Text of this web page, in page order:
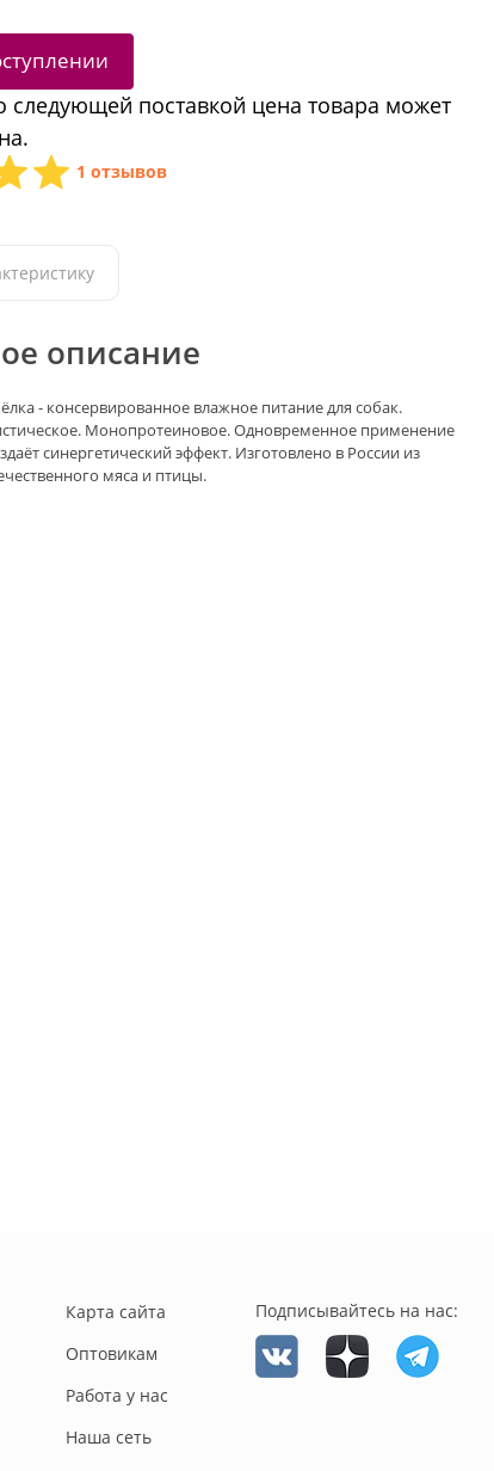
следующей поставкой цена товара может
1 отзывов
описание
- консервированное влажное питание для собак.
Монопротеиновое. Одновременное применение
синергетический эффект. Изготовлено в России из
мяса и птицы.
Карта сайта
Оптовикам
Работа у нас
Наша сеть
Подписывайтесь на нас: